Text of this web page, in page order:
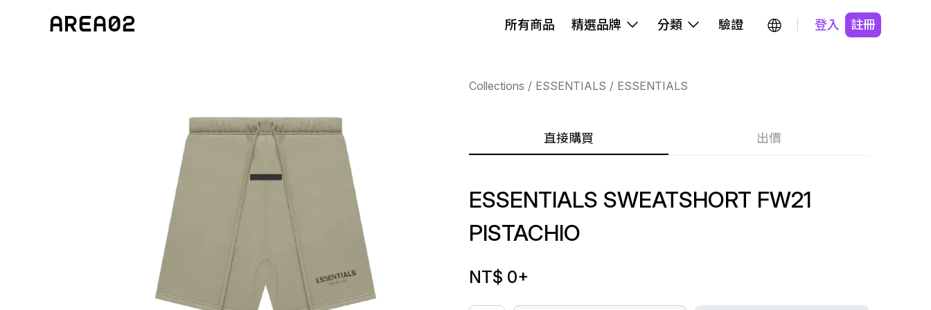
所有商品 精選品牌 分類 驗證 登入 註冊
Collections ESSENTIALS ESSENTIALS
直接購買 出價
ESSENTIALS SWEATSHORT FW21
PISTACHIO
NT$ 0+